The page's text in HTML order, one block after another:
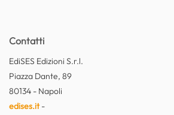
Contatti
EdiSES Edizioni S.r.l.
Piazza Dante, 89
80134 - Napoli
edises.it-